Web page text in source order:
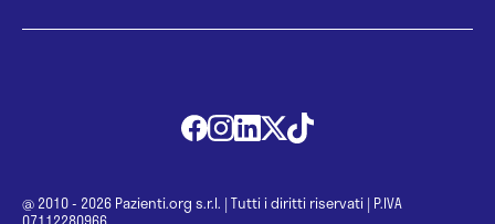
@ 2010 - 2026 Pazienti.org s.r.l. | Tutti i diritti riservati | P.IVA